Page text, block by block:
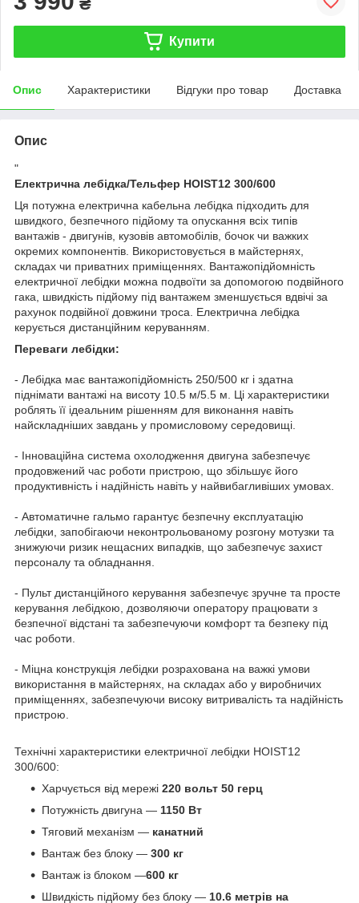
Купити
Опис Характеристики Відгуки про товар Доставка
Опис
"
Електрична лебідка/Тельфер HOIST12 300/600
Ця потужна електрична кабельна лебідка підходить для
швидкого, безпечного підйому та опускання всіх типів
вантажів - двигунів, кузовів автомобілів, бочок чи важких
окремих компонентів. Використовується в майстернях,
складах чи приватних приміщеннях. Вантажопідйомність
електричної лебідки можна подвоїти за допомогою подвійного
гака, швидкість підйому під вантажем зменшується вдвічі за
рахунок подвійної довжини троса. Електрична лебідка
керується дистанційним керуванням.
Переваги лебідки:
- Лебідка має вантажопідйомність 250/500 кг і здатна
піднімати вантажі на висоту 10.5 м/5.5 м. Ці характеристики
роблять її ідеальним рішенням для виконання навіть
найскладніших завдань у промисловому середовищі.
- Інноваційна система охолодження двигуна забезпечує
продовжений час роботи пристрою, що збільшує його
продуктивність і надійність навіть у найвибагливіших умовах.
- Автоматичне гальмо гарантує безпечну експлуатацію
лебідки, запобігаючи неконтрольованому розгону мотузки та
знижуючи ризик нещасних випадків, що забезпечує захист
персоналу та обладнання.
- Пульт дистанційного керування забезпечує зручне та просте
керування лебідкою, дозволяючи оператору працювати з
безпечної відстані та забезпечуючи комфорт та безпеку під
час роботи.
- Міцна конструкція лебідки розрахована на важкі умови
використання в майстернях, на складах або у виробничих
приміщеннях, забезпечуючи високу витривалість та надійність
пристрою.
Технічні характеристики електричної лебідки HOIST12
300/600:
Харчується від мережі 220 вольт 50 герц
Потужність двигуна — 1150 Вт
Тяговий механізм — канатний
Вантаж без блоку — 300 кг
Вантаж із блоком —600 кг
Швидкість підйому без блоку — 10.6 метрів на